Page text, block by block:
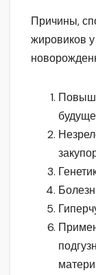
Причины,
жировиков